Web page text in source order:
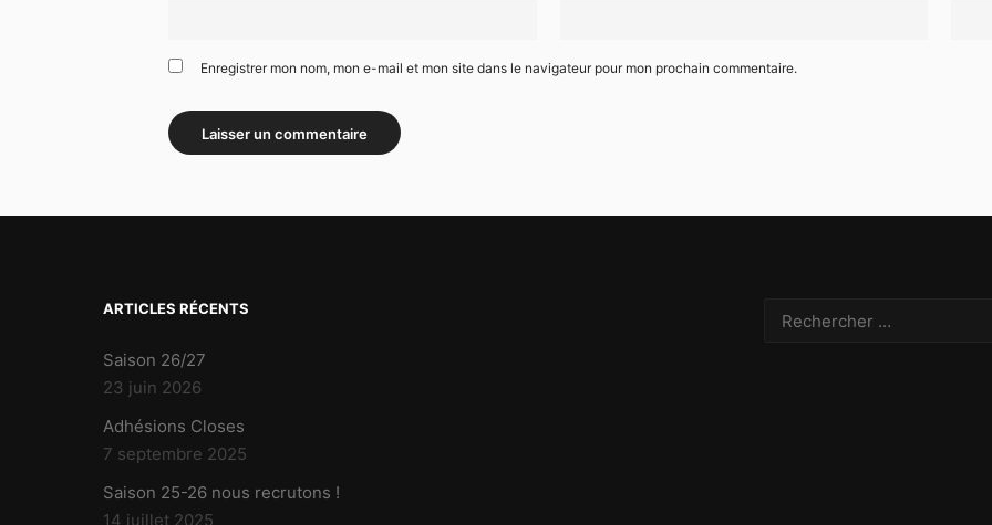
Enregistrer mon nom, mon e-mail et mon site dans le navigateur pour mon prochain commentaire.
ARTICLES RÉCENTS
Saison 26/27
23 juin 2026
Adhésions Closes
7 septembre 2025
Saison 25-26 nous recrutons !
14 juillet 2025